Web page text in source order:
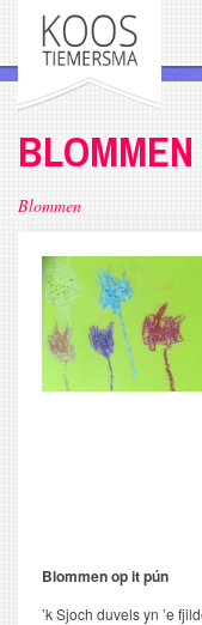
Overslaan
naar
gaan
Blommen
Blommen op it pún
’k Sjoch duvels yn ’e